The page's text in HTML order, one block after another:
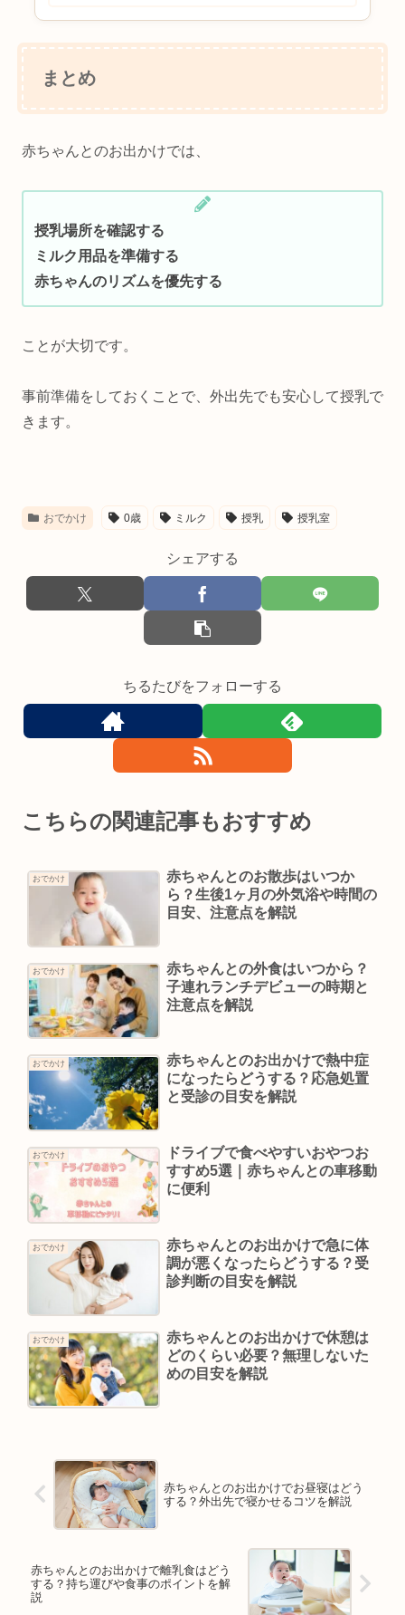
は、おむつ替え場所を事前に把握
まとめ
赤ちゃんとのお出かけでは、
授乳場所を確認する
ミルク用品を準備する
赤ちゃんのリズムを優先する
ことが大切です。
事前準備をしておくことで、外出先でも安心して授乳で
きます。
おでかけ 0歳 ミルク 授乳 授乳室
シェアする
ちるたびをフォローする
こちらの関連記事もおすすめ
おでかけ
赤ちゃんとのお散歩はいつか
ら？生後1ヶ月の外気浴や時間の
目安、注意点を解説
おでかけ
赤ちゃんとの外食はいつから？
子連れランチデビューの時期と
注意点を解説
おでかけ
赤ちゃんとのお出かけで熱中症
になったらどうする？応急処置
と受診の目安を解説
おでかけ
ドライブで食べやすいおやつお
すすめ5選｜赤ちゃんとの車移動
に便利
おでかけ
赤ちゃんとのお出かけで急に体
調が悪くなったらどうする？受
診判断の目安を解説
おでかけ
赤ちゃんとのお出かけで休憩は
どのくらい必要？無理しないた
めの目安を解説
赤ちゃんとのお出かけでお昼寝はどう
する？外出先で寝かせるコツを解説
赤ちゃんとのお出かけで離乳食はどう
する？持ち運びや食事のポイントを解
説